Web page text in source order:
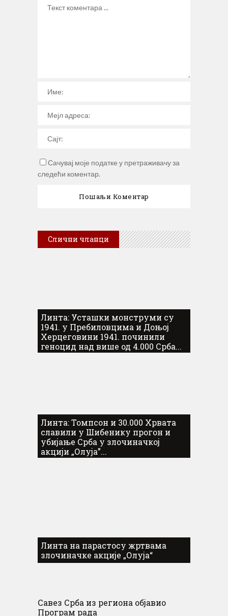
Сачувај моје податке у претраживачу за
следећи коментар.
Слични чланци
Линта: Усташки монструми су
1941. у Пребиловцима и Доњој
Херцеговини 1941. починили
геноцид над више од 4.000 Срба...
Линта: Томпсон и 30.000 Хрвата
славили у Шибенику прогон и
убијање Срба у злочиначкој
акцији „Олуја”...
Линта на парастосу жртвама
злочиначке акције „Олуја“
Савез Срба из региона објавио
Програм рада